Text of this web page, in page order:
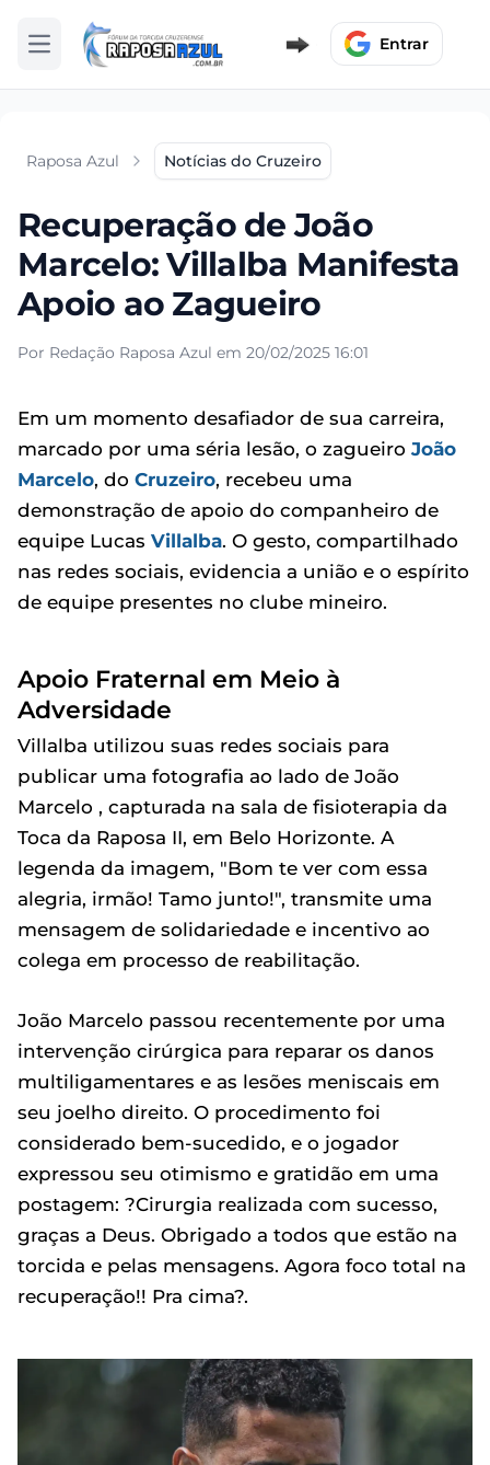
Abrir menu Entrar
Raposa Azul Notícias do Cruzeiro
Recuperação de João
Marcelo: Villalba Manifesta
Apoio ao Zagueiro
Por Redação Raposa Azul em 20/02/2025 16:01
Em um momento desafiador de sua carreira,
marcado por uma séria lesão, o zagueiro João
Marcelo, do Cruzeiro, recebeu uma
demonstração de apoio do companheiro de
equipe Lucas Villalba. O gesto, compartilhado
nas redes sociais, evidencia a união e o espírito
de equipe presentes no clube mineiro.
Apoio Fraternal em Meio à
Adversidade
Villalba utilizou suas redes sociais para
publicar uma fotografia ao lado de João
Marcelo , capturada na sala de fisioterapia da
Toca da Raposa II, em Belo Horizonte. A
legenda da imagem, "Bom te ver com essa
alegria, irmão! Tamo junto!", transmite uma
mensagem de solidariedade e incentivo ao
colega em processo de reabilitação.
João Marcelo passou recentemente por uma
intervenção cirúrgica para reparar os danos
multiligamentares e as lesões meniscais em
seu joelho direito. O procedimento foi
considerado bem-sucedido, e o jogador
expressou seu otimismo e gratidão em uma
postagem: ?Cirurgia realizada com sucesso,
graças a Deus. Obrigado a todos que estão na
torcida e pelas mensagens. Agora foco total na
recuperação!! Pra cima?.